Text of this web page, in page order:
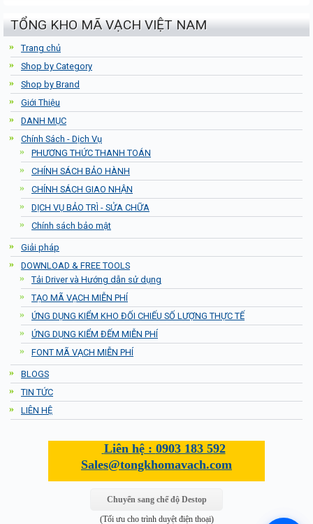
TỔNG KHO MÃ VẠCH VIỆT NAM
Trang chủ
Shop by Category
Shop by Brand
Giới Thiệu
DANH MỤC
Chính Sách - Dịch Vụ
PHƯƠNG THỨC THANH TOÁN
CHÍNH SÁCH BẢO HÀNH
CHÍNH SÁCH GIAO NHẬN
DỊCH VỤ BẢO TRÌ - SỬA CHỮA
Chính sách bảo mật
Giải pháp
DOWNLOAD & FREE TOOLS
Tải Driver và Hướng dẫn sử dụng
TẠO MÃ VẠCH MIỄN PHÍ
ỨNG DỤNG KIỂM KHO ĐỐI CHIẾU SỐ LƯỢNG THỰC TẾ
ỨNG DỤNG KIỂM ĐẾM MIỄN PHÍ
FONT MÃ VẠCH MIỄN PHÍ
BLOGS
TIN TỨC
LIÊN HỆ
Liên hệ : 0903 183 592
Sales@tongkhomavach.com
Chuyển sang chế độ Destop
(Tối ưu cho trình duyệt điện thoại)